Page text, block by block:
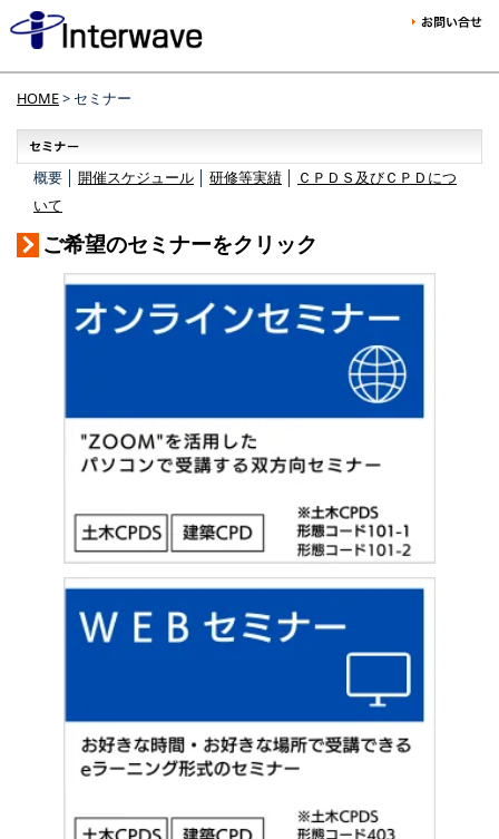
HOME> セミナー
概要 │ 開催スケジュール 研修等実績
ＣＰＤＳ及びＣＰＤにつ
いて
ご希望のセミナーをクリック